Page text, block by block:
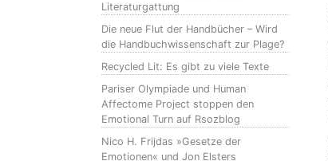
Literaturgattung
Die neue Flut der Handbücher – Wird
die Handbuchwissenschaft zur Plage?
Recycled Lit: Es gibt zu viele Texte
Pariser Olympiade und Human
Affectome Project stoppen den
Emotional Turn auf Rsozblog
Nico H. Frijdas »Gesetze der
Emotionen« und Jon Elsters